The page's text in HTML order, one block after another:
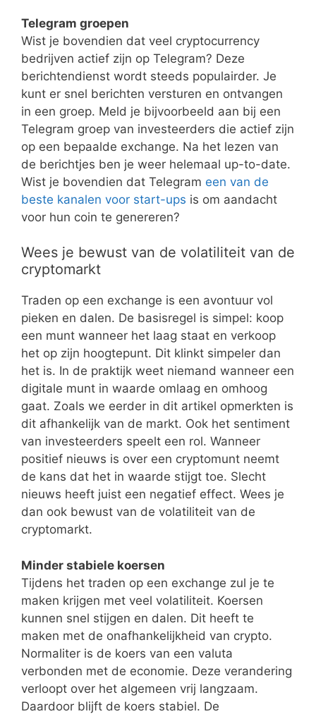
Telegram groepen
Wist je bovendien dat veel cryptocurrency
bedrijven actief zijn op Telegram? Deze
berichtendienst wordt steeds populairder. Je
kunt er snel berichten versturen en ontvangen
in een groep. Meld je bijvoorbeeld aan bij een
Telegram groep van investeerders die actief zijn
op een bepaalde exchange. Na het lezen van
de berichtjes ben je weer helemaal up-to-date.
Wist je bovendien dat Telegram een van de
beste kanalen voor start-ups is om aandacht
voor hun coin te genereren?
Wees je bewust van de volatiliteit van de
cryptomarkt
Traden op een exchange is een avontuur vol
pieken en dalen. De basisregel is simpel: koop
een munt wanneer het laag staat en verkoop
het op zijn hoogtepunt. Dit klinkt simpeler dan
het is. In de praktijk weet niemand wanneer een
digitale munt in waarde omlaag en omhoog
gaat. Zoals we eerder in dit artikel opmerkten is
dit afhankelijk van de markt. Ook het sentiment
van investeerders speelt een rol. Wanneer
positief nieuws is over een cryptomunt neemt
de kans dat het in waarde stijgt toe. Slecht
nieuws heeft juist een negatief effect. Wees je
dan ook bewust van de volatiliteit van de
cryptomarkt.
Minder stabiele koersen
Tijdens het traden op een exchange zul je te
maken krijgen met veel volatiliteit. Koersen
kunnen snel stijgen en dalen. Dit heeft te
maken met de onafhankelijkheid van crypto.
Normaliter is de koers van een valuta
verbonden met de economie. Deze verandering
verloopt over het algemeen vrij langzaam.
Daardoor blijft de koers stabiel. De